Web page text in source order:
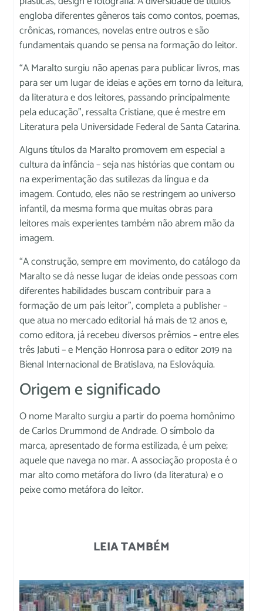
engloba diferentes gêneros tais como contos, poemas,
crônicas, romances, novelas entre outros e são
fundamentais quando se pensa na formação do leitor.
“A Maralto surgiu não apenas para publicar livros, mas
para ser um lugar de ideias e ações em torno da leitura,
da literatura e dos leitores, passando principalmente
pela educação”, ressalta Cristiane, que é mestre em
Literatura pela Universidade Federal de Santa Catarina.
Alguns títulos da Maralto promovem em especial a
cultura da infância – seja nas histórias que contam ou
na experimentação das sutilezas da língua e da
imagem. Contudo, eles não se restringem ao universo
infantil, da mesma forma que muitas obras para
leitores mais experientes também não abrem mão da
imagem.
“A construção, sempre em movimento, do catálogo da
Maralto se dá nesse lugar de ideias onde pessoas com
diferentes habilidades buscam contribuir para a
formação de um país leitor”, completa a publisher –
que atua no mercado editorial há mais de 12 anos e,
como editora, já recebeu diversos prêmios – entre eles
três Jabuti – e Menção Honrosa para o editor 2019 na
Bienal Internacional de Bratislava, na Eslováquia.
Origem e significado
O nome Maralto surgiu a partir do poema homônimo
de Carlos Drummond de Andrade. O símbolo da
marca, apresentado de forma estilizada, é um peixe;
aquele que navega no mar. A associação proposta é o
mar alto como metáfora do livro (da literatura) e o
peixe como metáfora do leitor.
LEIA TAMBÉM